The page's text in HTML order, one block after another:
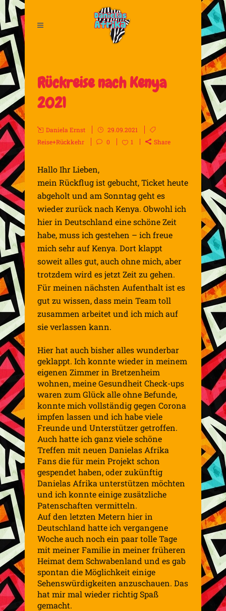
Rückreise nach Kenya
2021
Daniela Ernst
29.09.2021
Reise+Rückkehr
0 1 Share
Hallo Ihr Lieben,
mein Rückflug ist gebucht, Ticket heute
abgeholt und am Sonntag geht es
wieder zurück nach Kenya. Obwohl ich
hier in Deutschland eine schöne Zeit
habe, muss ich gestehen – ich freue
mich sehr auf Kenya. Dort klappt
soweit alles gut, auch ohne mich, aber
trotzdem wird es jetzt Zeit zu gehen.
Für meinen nächsten Aufenthalt ist es
gut zu wissen, dass mein Team toll
zusammen arbeitet und ich mich auf
sie verlassen kann.
Hier hat auch bisher alles wunderbar
geklappt. Ich konnte wieder in meinem
eigenen Zimmer in Bretzenheim
wohnen, meine Gesundheit Check-ups
waren zum Glück alle ohne Befunde,
konnte mich vollständig gegen Corona
impfen lassen und ich habe viele
Freunde und Unterstützer getroffen.
Auch hatte ich ganz viele schöne
Treffen mit neuen Danielas Afrika
Fans die für mein Projekt schon
gespendet haben, oder zukünftig
Danielas Afrika unterstützen möchten
und ich konnte einige zusätzliche
Patenschaften vermitteln.
Auf den letzten Metern hier in
Deutschland hatte ich vergangene
Woche auch noch ein paar tolle Tage
mit meiner Familie in meiner früheren
Heimat dem Schwabenland und es gab
spontan die Möglichkeit einige
Sehenswürdigkeiten anzuschauen. Das
hat mir mal wieder richtig Spaß
gemacht.